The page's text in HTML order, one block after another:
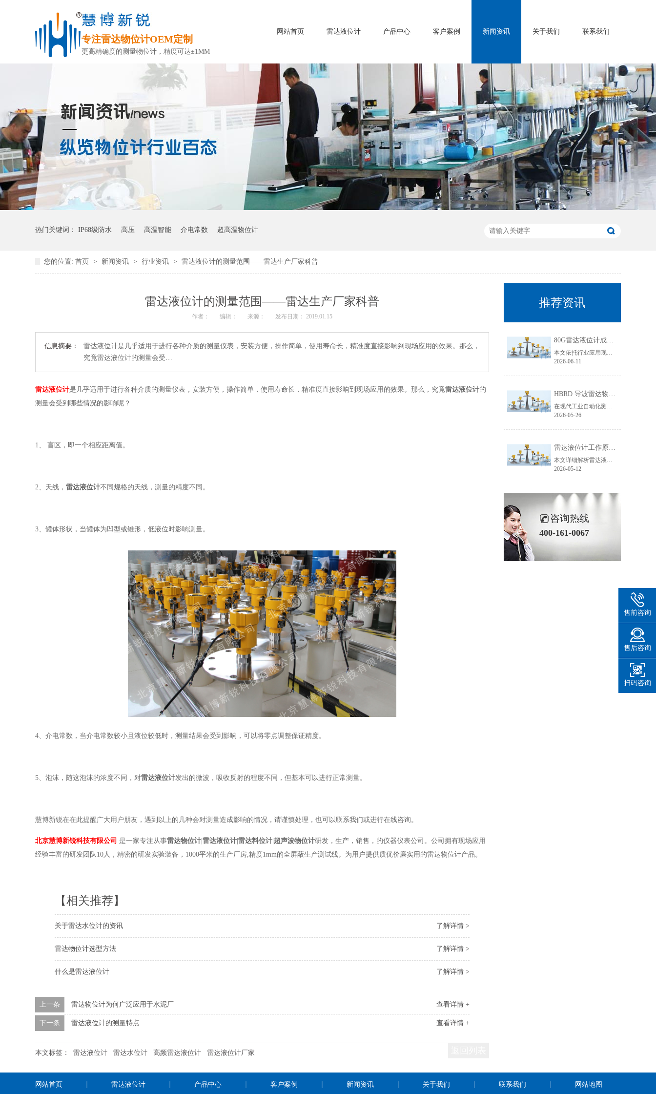
专注雷达物位计OEM定制
更高精确度的测量物位计，精度可达±1MM
网站首页 雷达液位计 产品中心 客户案例 新闻资讯 关于我们 联系我们
热门关键词： IP68级防水 高压 高温智能 介电常数 超高温物位计
您的位置: 首页 > 新闻资讯 > 行业资讯 > 雷达液位计的测量范围——雷达生产厂家科普
雷达液位计的测量范围——雷达生产厂家科普
作者： 编辑： 来源： 发布日期： 2019.01.15
信息摘要：
雷达液位计是几乎适用于进行各种介质的测量仪表，安装方便，操作简单，使用寿命长，精准度直接影响到现场应用的效果。那么，
究竟雷达液位计的测量会受…
雷达液位计是几乎适用于进行各种介质的测量仪表，安装方便，操作简单，使用寿命长，精准度直接影响到现场应用的效果。那么，究竟雷达液位计的
测量会受到哪些情况的影响呢？
1、 盲区，即一个相应距离值。
2、天线， 雷达液位计不同规格的天线，测量的精度不同。
3、罐体形状，当罐体为凹型或锥形，低液位时影响测量。
4、介电常数，当介电常数较小且液位较低时，测量结果会受到影响，可以将零点调整保证精度。
5、泡沫，随这泡沫的浓度不同，对雷达液位计发出的微波，吸收反射的程度不同，但基本可以进行正常测量。
慧博新锐在在此提醒广大用户朋友，遇到以上的几种会对测量造成影响的情况，请谨慎处理，也可以联系我们或进行在线咨询。
北京慧博新锐科技有限公司 是一家专注从事雷达物位计 雷达液位计 雷达料位计 超声波物位计研发，生产，销售，的仪器仪表公司。公司拥有现场应用
经验丰富的研发团队10人，精密的研发实验装备，1000平米的生产厂房,精度1mm的全屏蔽生产测试线。为用户提供质优价廉实用的雷达物位计产品。
【相关推荐】
了解详情 >
关于雷达水位计的资讯
了解详情 >
雷达物位计选型方法
了解详情 >
什么是雷达液位计
查看详情 +
上一条 雷达物位计为何广泛应用于水泥厂
查看详情 +
下一条 雷达液位计的测量特点
本文标签： 雷达液位计 雷达水位计 高频雷达液位计 雷达液位计厂家
推荐资讯
80G雷达液位计成行业主流！国产雷达液位计五大发展趋势解析
本文依托行业应用现状与技术迭代规律，聚焦80G雷达液位计技术升级核心，从高频迭代普及、数字化智能升级、工况专属定制、一体化结构优化、安全合规升级五大维度，深度拆解国产雷达液位计未来发展趋势，贴合工业选型需求与搜索引擎收录规则，为行业技术升级、设备采购改造提供专业参考。
2026-06-11
HBRD 导波雷达物位计全面介绍、应用场景及核心优势
在现代工业自动化测控领域，物位监测是生产线稳定运行、仓储管理、工艺调控的重要环节。面对粘稠介质、易结晶物料、低介电常数介质、狭小罐体、强腐蚀工况等复杂测量环境，传统液位、料位仪表常常出现测量不准、卡料、失灵、寿命短等问题。而HBRD导波雷达物位计凭借成熟的技术架构与稳定的实测表现，成为工业现场主流的精密物位测量设备。
2026-05-26
雷达液位计工作原理_精准测量储罐液位的方法-毫米级精度保障
本文详细解析雷达液位计精准测量的核心原理、主流技术、关键步骤及应用场景，助力企业了解雷达液位计工作逻辑，选型适配各类储罐测量需求。
2026-05-12
咨询热线
400-161-0067
网站首页 雷达液位计 产品中心 客户案例 新闻资讯 关于我们 联系我们 网站地图
售前咨询
售后咨询
扫码咨询